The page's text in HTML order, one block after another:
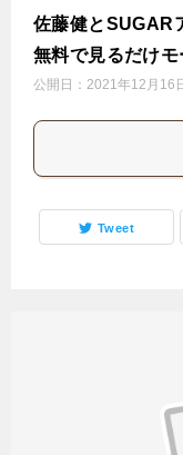
佐藤健とSUGAR
無料で見るだけモ
公開日： 2021年12月16
Tweet